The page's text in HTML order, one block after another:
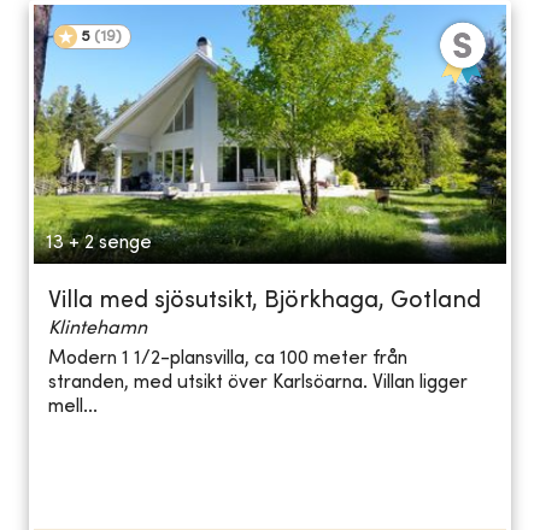
5 (19)
13 + 2 senge
Villa med sjösutsikt, Björkhaga, Gotland
Klintehamn
Modern 1 1/2-plansvilla, ca 100 meter från
stranden, med utsikt över Karlsöarna. Villan ligger
mell...